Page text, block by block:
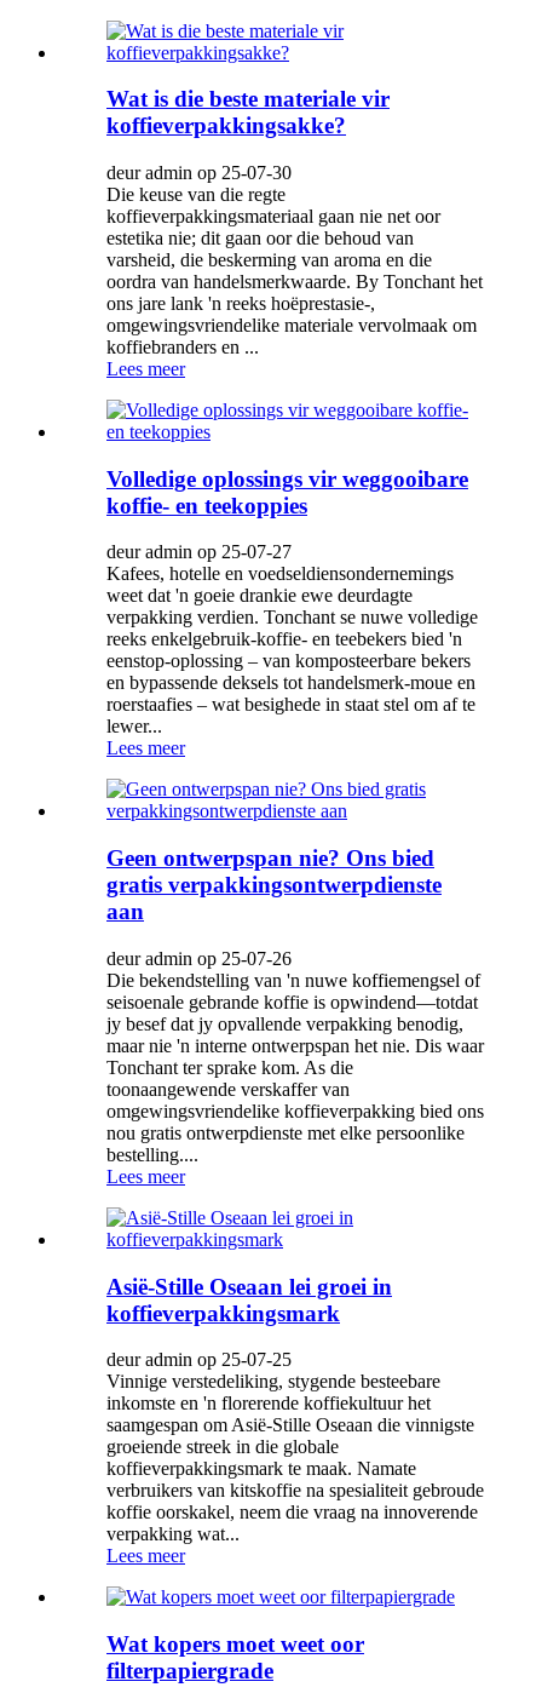
Wat is die beste materiale vir
koffieverpakkingsakke?
deur admin op 25-07-30
Die keuse van die regte
koffieverpakkingsmateriaal gaan nie net oor
estetika nie; dit gaan oor die behoud van
varsheid, die beskerming van aroma en die
oordra van handelsmerkwaarde. By Tonchant het
ons jare lank 'n reeks hoëprestasie-,
omgewingsvriendelike materiale vervolmaak om
koffiebranders en ...
Lees meer
Volledige oplossings vir weggooibare
koffie- en teekoppies
deur admin op 25-07-27
Kafees, hotelle en voedseldiensondernemings
weet dat 'n goeie drankie ewe deurdagte
verpakking verdien. Tonchant se nuwe volledige
reeks enkelgebruik-koffie- en teebekers bied 'n
eenstop-oplossing – van komposteerbare bekers
en bypassende deksels tot handelsmerk-moue en
roerstaafies – wat besighede in staat stel om af te
lewer...
Lees meer
Geen ontwerpspan nie? Ons bied
gratis verpakkingsontwerpdienste
aan
deur admin op 25-07-26
Die bekendstelling van 'n nuwe koffiemengsel of
seisoenale gebrande koffie is opwindend—totdat
jy besef dat jy opvallende verpakking benodig,
maar nie 'n interne ontwerpspan het nie. Dis waar
Tonchant ter sprake kom. As die
toonaangewende verskaffer van
omgewingsvriendelike koffieverpakking bied ons
nou gratis ontwerpdienste met elke persoonlike
bestelling....
Lees meer
Asië-Stille Oseaan lei groei in
koffieverpakkingsmark
deur admin op 25-07-25
Vinnige verstedeliking, stygende besteebare
inkomste en 'n florerende koffiekultuur het
saamgespan om Asië-Stille Oseaan die vinnigste
groeiende streek in die globale
koffieverpakkingsmark te maak. Namate
verbruikers van kitskoffie na spesialiteit gebroude
koffie oorskakel, neem die vraag na innoverende
verpakking wat...
Lees meer
Wat kopers moet weet oor
filterpapiergrade